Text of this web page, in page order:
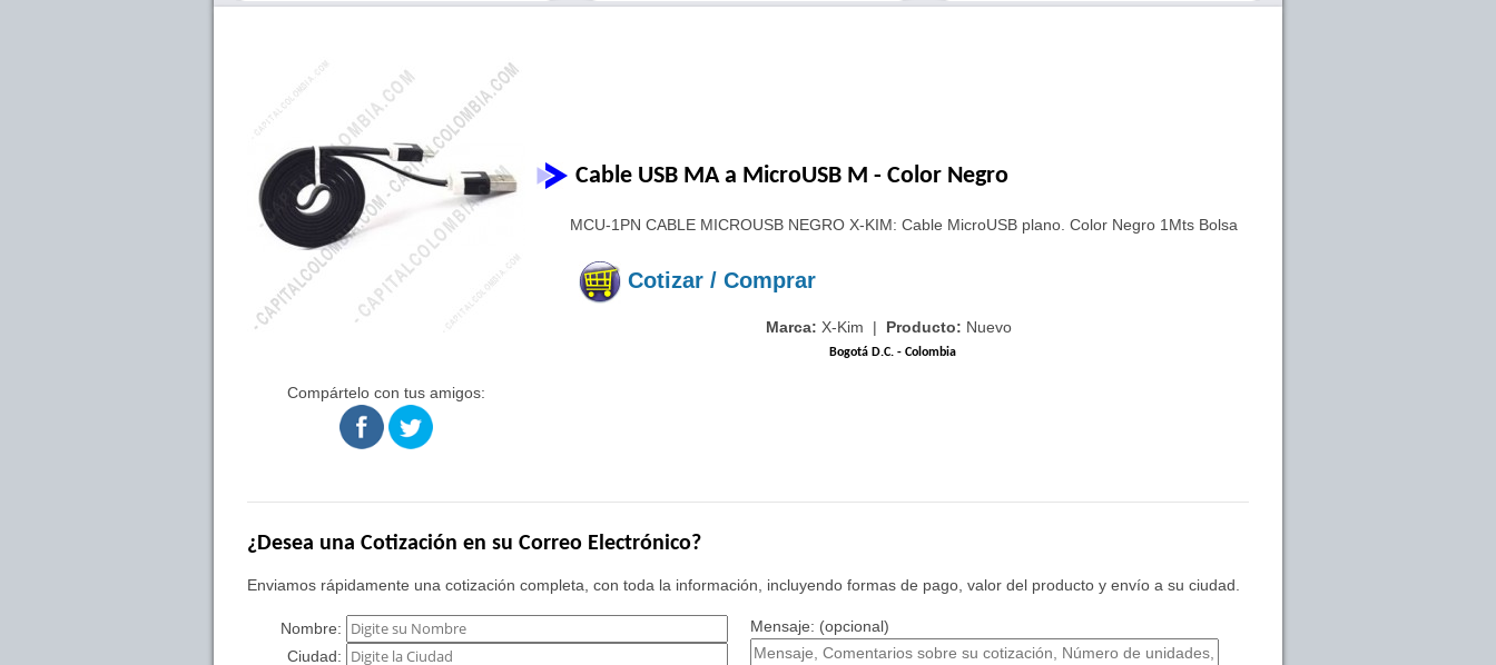
Compártelo con tus amigos:
Cable USB MA a MicroUSB M - Color Negro
MCU-1PN CABLE MICROUSB NEGRO X-KIM: Cable MicroUSB plano. Color Negro 1Mts Bolsa
Cotizar / Comprar
Marca: X-Kim | Producto: Nuevo
Bogotá D.C. - Colombia
¿Desea una Cotización en su Correo Electrónico?
Enviamos rápidamente una cotización completa, con toda la información, incluyendo formas de pago, valor del producto y envío a su ciudad.
Nombre:
Ciudad:
Mensaje: (opcional)